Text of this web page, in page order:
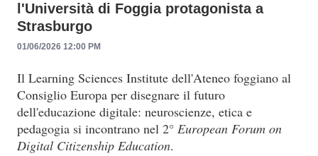
l'Università di Foggia protagonista a
Strasburgo
01/06/2026 12:00 PM
Il Learning Sciences Institute dell'Ateneo foggiano al
Consiglio Europa per disegnare il futuro
dell'educazione digitale: neuroscienze, etica e
pedagogia si incontrano nel 2° European Forum on
Digital Citizenship Education.